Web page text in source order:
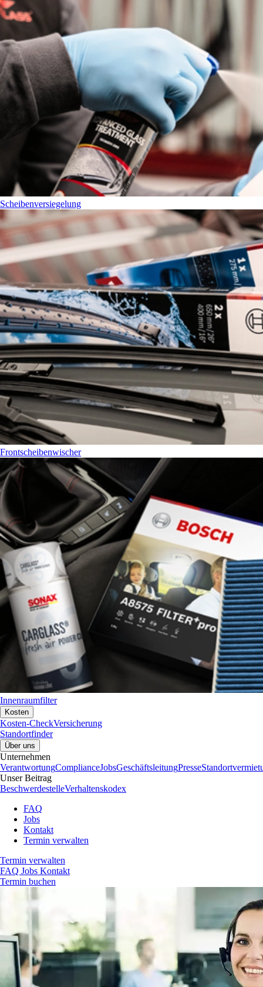
Scheibenversiegelung
Frontscheibenwischer
Innenraumfilter
Kosten
Kosten-CheckVersicherung
Standortfinder
Über uns
Unternehmen
VerantwortungComplianceJobsGeschäftsleitungPresse
Unser Beitrag
BeschwerdestelleVerhaltenskodex
FAQ
Jobs
Kontakt
Termin verwalten
Termin verwalten
FAQ Jobs Kontakt
Termin buchen